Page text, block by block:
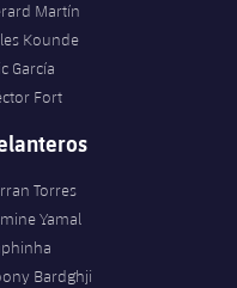
Martín
Kounde
García
Fort
Torres
Yamal
Bardghji